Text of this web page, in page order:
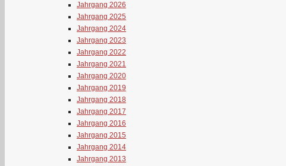
Jahrgang 2026
Jahrgang 2025
Jahrgang 2024
Jahrgang 2023
Jahrgang 2022
Jahrgang 2021
Jahrgang 2020
Jahrgang 2019
Jahrgang 2018
Jahrgang 2017
Jahrgang 2016
Jahrgang 2015
Jahrgang 2014
Jahrgang 2013